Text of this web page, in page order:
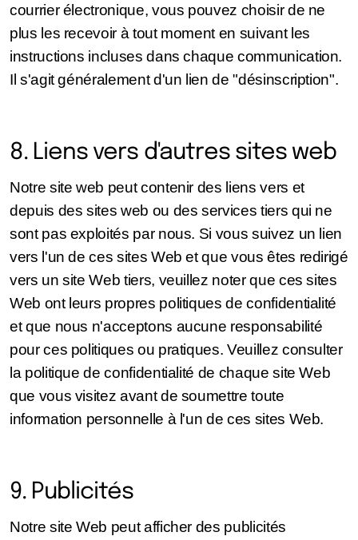
courrier électronique, vous pouvez choisir de ne
plus les recevoir à tout moment en suivant les
instructions incluses dans chaque communication.
Il s'agit généralement d'un lien de "désinscription".
8. Liens vers d'autres sites web
Notre site web peut contenir des liens vers et
depuis des sites web ou des services tiers qui ne
sont pas exploités par nous. Si vous suivez un lien
vers l'un de ces sites Web et que vous êtes redirigé
vers un site Web tiers, veuillez noter que ces sites
Web ont leurs propres politiques de confidentialité
et que nous n'acceptons aucune responsabilité
pour ces politiques ou pratiques. Veuillez consulter
la politique de confidentialité de chaque site Web
que vous visitez avant de soumettre toute
information personnelle à l'un de ces sites Web.
9. Publicités
Notre site Web peut afficher des publicités